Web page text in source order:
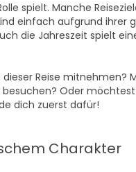
spielt. Manche
einfach aufgrund ihrer
die Jahreszeit spielt
Reise mitnehmen?
besuchen? Oder
dich zuerst dafür!
Charakter